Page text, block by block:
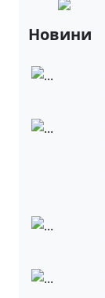
Новини